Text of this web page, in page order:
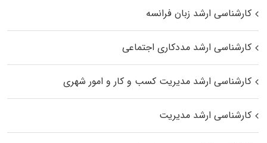
کارشناسی ارشد زبان فرانسه
کارشناسی ارشد مددکاری اجتماعی
کارشناسی ارشد مدیریت کسب و کار و امور شهری
کارشناسی ارشد مدیریت